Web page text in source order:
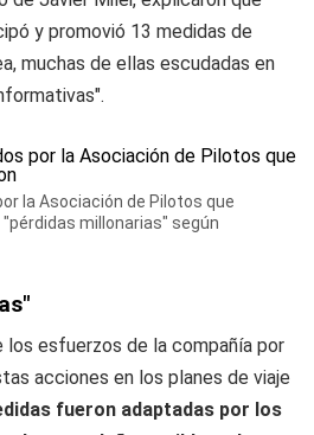
y promovió 13 medidas de
muchas de ellas escudadas en
la Asociación de Pilotos que
millonarias" según
los esfuerzos de la compañía por
acciones en los planes de viaje
fueron adaptadas por los